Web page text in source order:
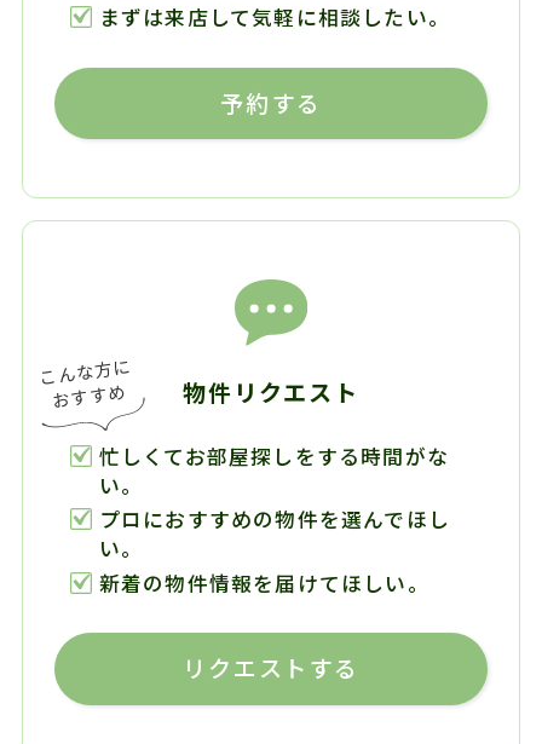
まずは来店して気軽に相談したい。
予約する
物件リクエスト
忙しくてお部屋探しをする時間がな
い。
プロにおすすめの物件を選んでほし
い。
新着の物件情報を届けてほしい。
リクエストする